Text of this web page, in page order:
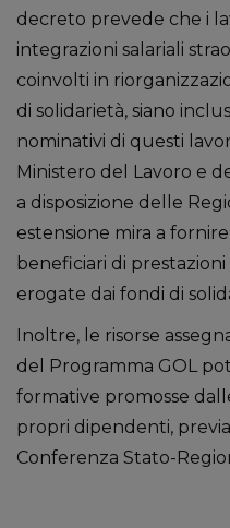
decreto prevede che i
integrazioni salariali
coinvolti in
di solidarietà, siano
nominativi di questi
Ministero del Lavoro e
a disposizione delle
estensione mira a
beneficiari di
erogate dai fondi di
Inoltre, le risorse
del Programma GOL
formative promosse
propri dipendenti,
Conferenza Stato-